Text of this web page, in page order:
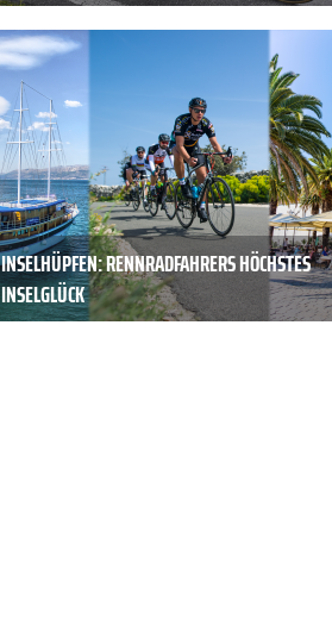
INSELHÜPFEN: RENNRADFAHRERS HÖCHSTES
INSELGLÜCK